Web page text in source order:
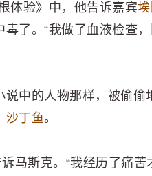
体验》中，他告诉嘉宾
了。“我做了血液检查
中的人物那样，被偷
沙丁鱼。
马斯克。“我经历了痛苦